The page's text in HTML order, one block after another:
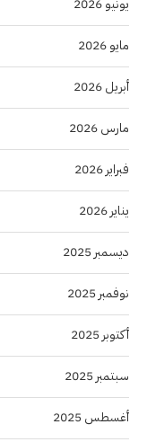
يونيو 2026
مايو 2026
أبريل 2026
مارس 2026
فبراير 2026
يناير 2026
ديسمبر 2025
نوفمبر 2025
أكتوبر 2025
سبتمبر 2025
أغسطس 2025